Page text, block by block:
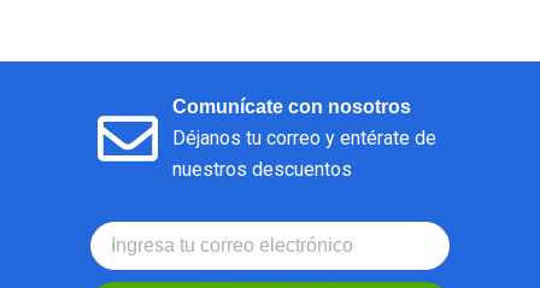
Comunícate con nosotros
Déjanos tu correo y entérate de
nuestros descuentos